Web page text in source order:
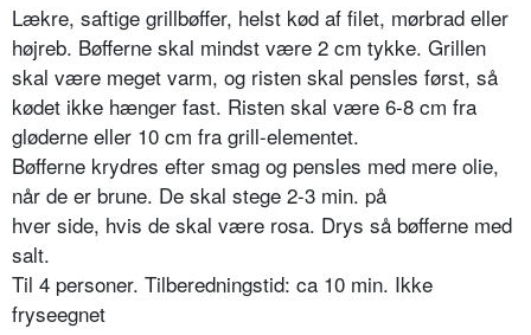
Lækre, saftige grillbøffer, helst kød af filet, mørbrad eller
højreb. Bøfferne skal mindst være 2 cm tykke. Grillen
skal være meget varm, og risten skal pensles først, så
kødet ikke hænger fast. Risten skal være 6-8 cm fra
gløderne eller 10 cm fra grill-elementet.
Bøfferne krydres efter smag og pensles med mere olie,
når de er brune. De skal stege 2-3 min. på
hver side, hvis de skal være rosa. Drys så bøfferne med
salt.
Til 4 personer. Tilberedningstid: ca 10 min. Ikke
fryseegnet